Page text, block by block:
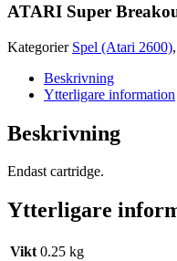
ATARI Super
Kategorier Spel (Atari 2600),
Beskrivning
Ytterligare information
Beskrivning
Endast cartridge.
Ytterligare
Vikt 0.25 kg